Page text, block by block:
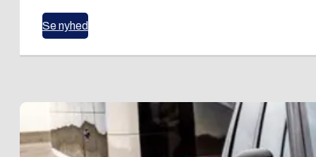
Se nyhed